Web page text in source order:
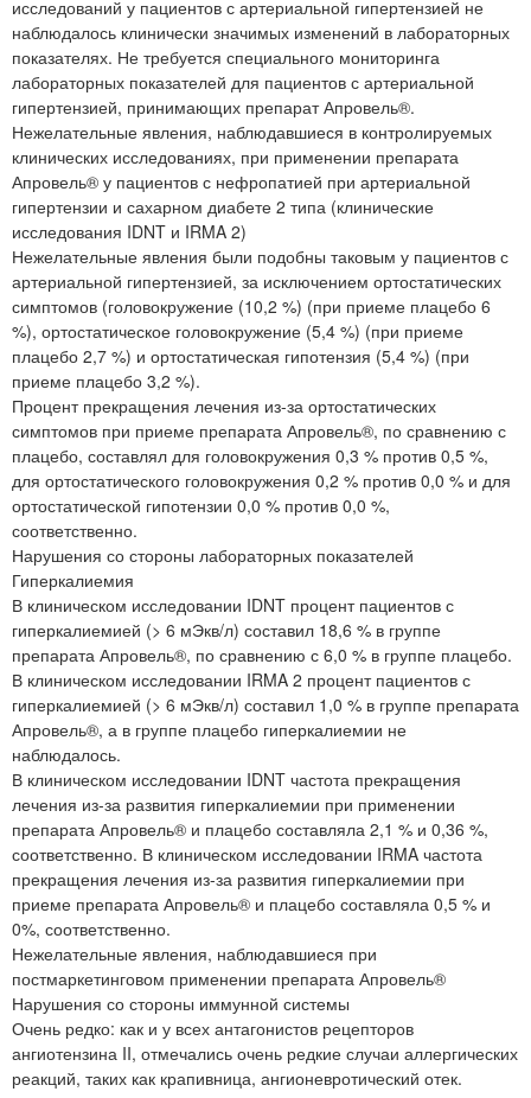
исследований у пациентов с артериальной гипертензией не
наблюдалось клинически значимых изменений в лабораторных
показателях. Не требуется специального мониторинга
лабораторных показателей для пациентов с артериальной
гипертензией, принимающих препарат Апровель®.
Нежелательные явления, наблюдавшиеся в контролируемых
клинических исследованиях, при применении препарата
Апровель® у пациентов с нефропатией при артериальной
гипертензии и сахарном диабете 2 типа (клинические
исследования IDNT и IRMA 2)
Нежелательные явления были подобны таковым у пациентов с
артериальной гипертензией, за исключением ортостатических
симптомов (головокружение (10,2 %) (при приеме плацебо 6
%), ортостатическое головокружение (5,4 %) (при приеме
плацебо 2,7 %) и ортостатическая гипотензия (5,4 %) (при
приеме плацебо 3,2 %).
Процент прекращения лечения из-за ортостатических
симптомов при приеме препарата Апровель®, по сравнению с
плацебо, составлял для головокружения 0,3 % против 0,5 %,
для ортостатического головокружения 0,2 % против 0,0 % и для
ортостатической гипотензии 0,0 % против 0,0 %,
соответственно.
Нарушения со стороны лабораторных показателей
Гиперкалиемия
В клиническом исследовании IDNT процент пациентов с
гиперкалиемией (> 6 мЭкв/л) составил 18,6 % в группе
препарата Апровель®, по сравнению с 6,0 % в группе плацебо.
В клиническом исследовании IRMA 2 процент пациентов с
гиперкалиемией (> 6 мЭкв/л) составил 1,0 % в группе препарата
Апровель®, а в группе плацебо гиперкалиемии не
наблюдалось.
В клиническом исследовании IDNT частота прекращения
лечения из-за развития гиперкалиемии при применении
препарата Апровель® и плацебо составляла 2,1 % и 0,36 %,
соответственно. В клиническом исследовании IRMA частота
прекращения лечения из-за развития гиперкалиемии при
приеме препарата Апровель® и плацебо составляла 0,5 % и
0%, соответственно.
Нежелательные явления, наблюдавшиеся при
постмаркетинговом применении препарата Апровель®
Нарушения со стороны иммунной системы
Очень редко: как и у всех антагонистов рецепторов
ангиотензина II, отмечались очень редкие случаи аллергических
реакций, таких как крапивница, ангионевротический отек.